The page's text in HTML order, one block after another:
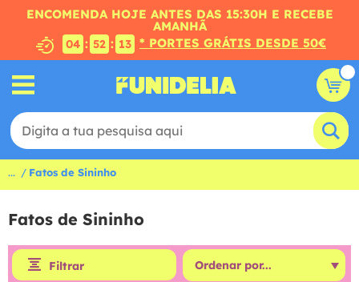
ENCOMENDA HOJE ANTES DAS 15:30H E RECEBE
AMANHÃ
04 : 52 : 13 * PORTES GRÁTIS DESDE 50€
... Fatos de Sininho
Fatos de Sininho
Filtrar